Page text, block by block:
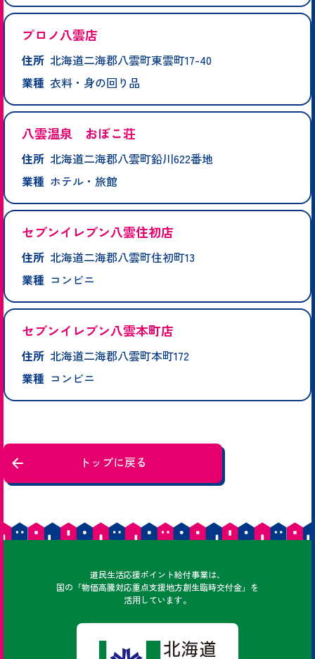
プロノ八雲店
住所 北海道二海郡八雲町東雲町17-40
業種 衣料・身の回り品
八雲温泉 おぼこ荘
住所 北海道二海郡八雲町鉛川622番地
業種 ホテル・旅館
セブンイレブン八雲住初店
住所 北海道二海郡八雲町住初町13
業種 コンビニ
セブンイレブン八雲本町店
住所 北海道二海郡八雲町本町172
業種 コンビニ
トップに戻る
道民どうみん
生活応援ポイント給付事業は、
国の「物価高騰対応重点支援地方創生臨時交付金」を
活用しています。